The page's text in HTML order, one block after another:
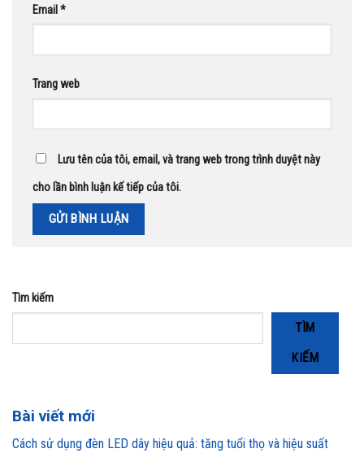
Email *
Trang web
Lưu tên của tôi, email, và trang web trong trình duyệt này
cho lần bình luận kế tiếp của tôi.
Tìm kiếm
TÌM
KIẾM
Bài viết mới
Cách sử dụng đèn LED dây hiệu quả: tăng tuổi thọ và hiệu suất